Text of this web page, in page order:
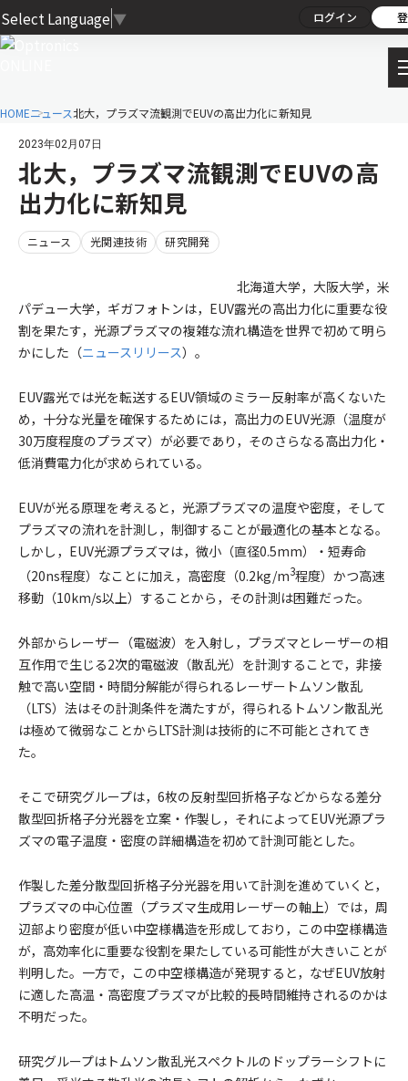
Select Language ▼ ログイン
HOMEニュース北大，プラズマ流観測でEUVの高出力化に新知見
2023年02月07日
北大，プラズマ流観測でEUVの高
出力化に新知見
ニュース 光関連技術 研究開発
北海道大学，大阪大学，米
パデュー大学，ギガフォトンは，EUV露光の高出力化に重要な役
割を果たす，光源プラズマの複雑な流れ構造を世界で初めて明ら
かにした（ニュースリリース）。
EUV露光では光を転送するEUV領域のミラー反射率が高くないた
め，十分な光量を確保するためには，高出力のEUV光源（温度が
30万度程度のプラズマ）が必要であり，そのさらなる高出力化・
低消費電力化が求められている。
EUVが光る原理を考えると，光源プラズマの温度や密度，そして
プラズマの流れを計測し，制御することが最適化の基本となる。
しかし，EUV光源プラズマは，微小（直径0.5mm）・短寿命
（20ns程度）なことに加え，高密度（0.2kg/m3程度）かつ高速
移動（10km/s以上）することから，その計測は困難だった。
外部からレーザー（電磁波）を入射し，プラズマとレーザーの相
互作用で生じる2次的電磁波（散乱光）を計測することで，非接
触で高い空間・時間分解能が得られるレーザートムソン散乱
（LTS）法はその計測条件を満たすが，得られるトムソン散乱光
は極めて微弱なことからLTS計測は技術的に不可能とされてき
た。
そこで研究グループは，6枚の反射型回折格子などからなる差分
散型回折格子分光器を立案・作製し，それによってEUV光源プラ
ズマの電子温度・密度の詳細構造を初めて計測可能とした。
作製した差分散型回折格子分光器を用いて計測を進めていくと，
プラズマの中心位置（プラズマ生成用レーザーの軸上）では，周
辺部より密度が低い中空様構造を形成しており，この中空様構造
が，高効率化に重要な役割を果たしている可能性が大きいことが
判明した。一方で，この中空様構造が発現すると，なぜEUV放射
に適した高温・高密度プラズマが比較的長時間維持されるのかは
不明だった。
研究グループはトムソン散乱光スペクトルのドップラーシフトに